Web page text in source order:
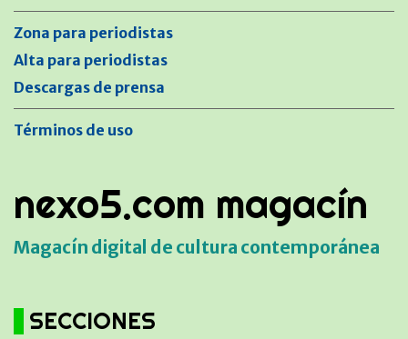
Zona para periodistas
Alta para periodistas
Descargas de prensa
Términos de uso
nexo5.com magacín
Magacín digital de cultura contemporánea
SECCIONES